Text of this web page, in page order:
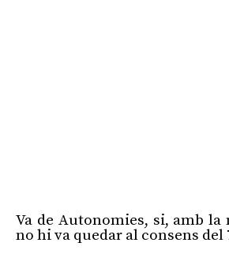
Va de Autonomies, si, amb la
no hi va quedar al consens del